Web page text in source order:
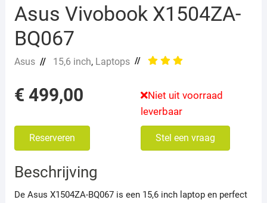
Asus Vivobook X1504ZA-
BQ067
Asus// 15,6 inch, Laptops//
€ 499,00
Niet uit voorraad
leverbaar
Reserveren Stel een vraag
Beschrijving
De Asus X1504ZA-BQ067 is een 15,6 inch laptop en perfect